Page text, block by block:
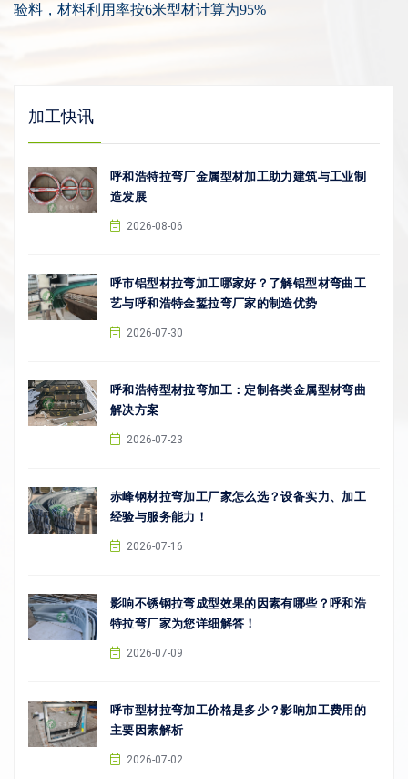
验料，材料利用率按6米型材计算为95%
加工快讯
呼和浩特拉弯厂金属型材加工助力建筑与工业制
造发展
2026-08-06
呼市铝型材拉弯加工哪家好？了解铝型材弯曲工
艺与呼和浩特金錾拉弯厂家的制造优势
2026-07-30
呼和浩特型材拉弯加工：定制各类金属型材弯曲
解决方案
2026-07-23
赤峰钢材拉弯加工厂家怎么选？设备实力、加工
经验与服务能力！
2026-07-16
影响不锈钢拉弯成型效果的因素有哪些？呼和浩
特拉弯厂家为您详细解答！
2026-07-09
呼市型材拉弯加工价格是多少？影响加工费用的
主要因素解析
2026-07-02